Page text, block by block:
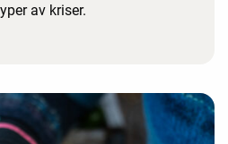
av kriser.